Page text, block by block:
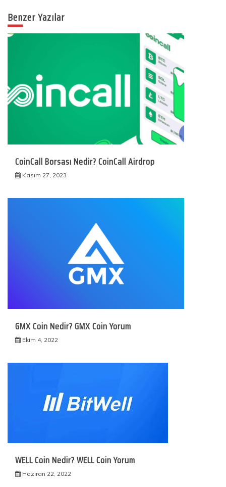
Benzer Yazılar
CoinCall Borsası Nedir? CoinCall Airdrop
Kasım 27, 2023
GMX Coin Nedir? GMX Coin Yorum
Ekim 4, 2022
WELL Coin Nedir? WELL Coin Yorum
Haziran 22, 2022